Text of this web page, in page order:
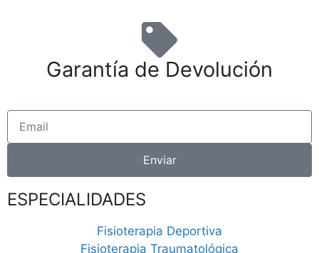
Garantía de Devolución
Enviar
ESPECIALIDADES
Fisioterapia Deportiva
Fisioterapia Traumatológica